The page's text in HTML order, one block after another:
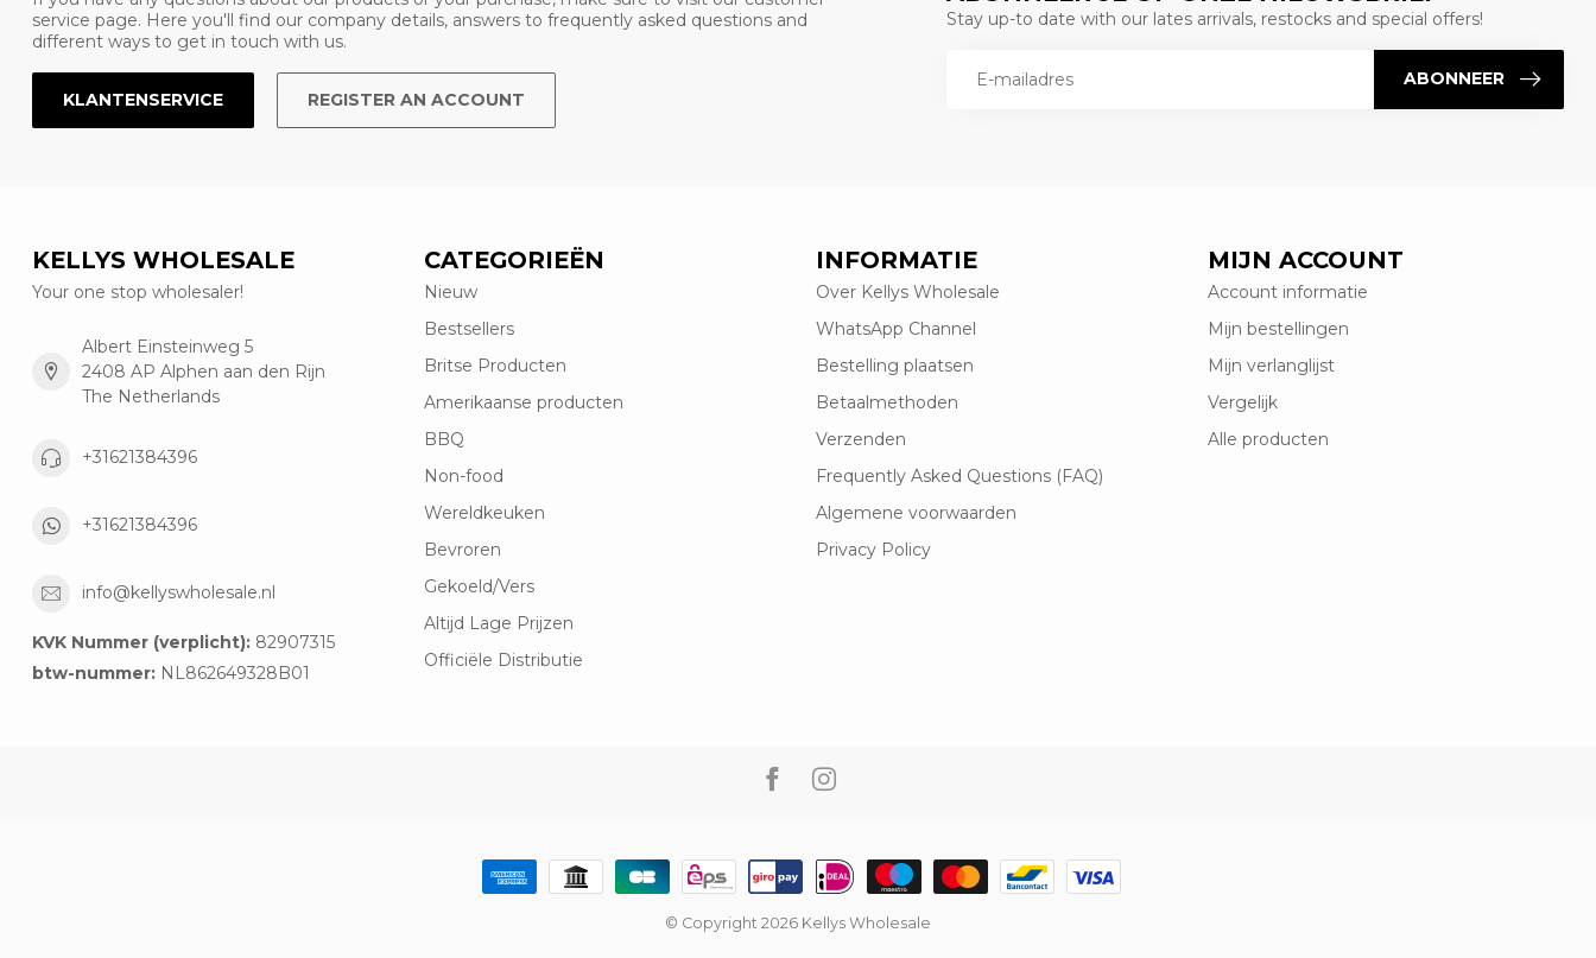
service page. Here you'll find our company details, answers to frequently asked questions and
different ways to get in touch with us.
KLANTENSERVICE REGISTER AN ACCOUNT
Stay up-to date with our lates arrivals, restocks and special offers!
ABONNEER
KELLYS WHOLESALE
Your one stop wholesaler!
Albert Einsteinweg 5
2408 AP Alphen aan den Rijn
The Netherlands
+31621384396
+31621384396
info@kellyswholesale.nl
KVK Nummer (verplicht): 82907315
btw-nummer: NL862649328B01
CATEGORIEËN
Nieuw
Bestsellers
Britse Producten
Amerikaanse producten
BBQ
Non-food
Wereldkeuken
Bevroren
Gekoeld/Vers
Altijd Lage Prijzen
Officiële Distributie
INFORMATIE
Over Kellys Wholesale
WhatsApp Channel
Bestelling plaatsen
Betaalmethoden
Verzenden
Frequently Asked Questions (FAQ)
Algemene voorwaarden
Privacy Policy
MIJN ACCOUNT
Account informatie
Mijn bestellingen
Mijn verlanglijst
Vergelijk
Alle producten
© Copyright 2026 Kellys Wholesale